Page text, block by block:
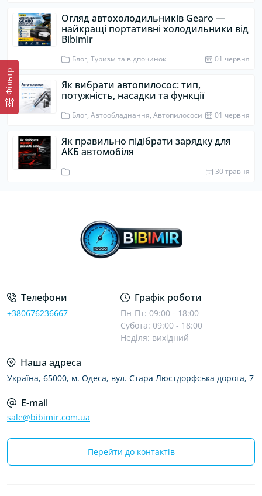
Фiльтр
Огляд автохолодильників Gearo —
найкращі портативні холодильники від
Bibimir
Блог, Туризм та відпочинок 01 червня
Як вибрати автопилосос: тип,
потужність, насадки та функції
Блог, Автообладнання, Автопилососи 01 червня
Як правильно підібрати зарядку для
АКБ автомобіля
30 травня
Телефони
+380676236667
Графік роботи
Пн-Пт: 09:00 - 18:00
Субота: 09:00 - 18:00
Неділя: вихідний
Наша адреса
Україна, 65000, м. Одеса, вул. Стара Люстдорфська дорога, 7
E-mail
sale@bibimir.com.ua
Перейти до контактів